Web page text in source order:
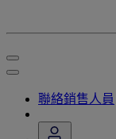
聯絡銷售人員